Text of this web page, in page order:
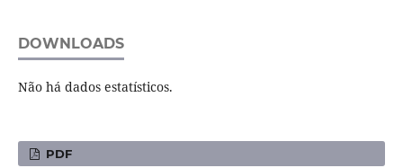
DOWNLOADS
Não há dados estatísticos.
PDF